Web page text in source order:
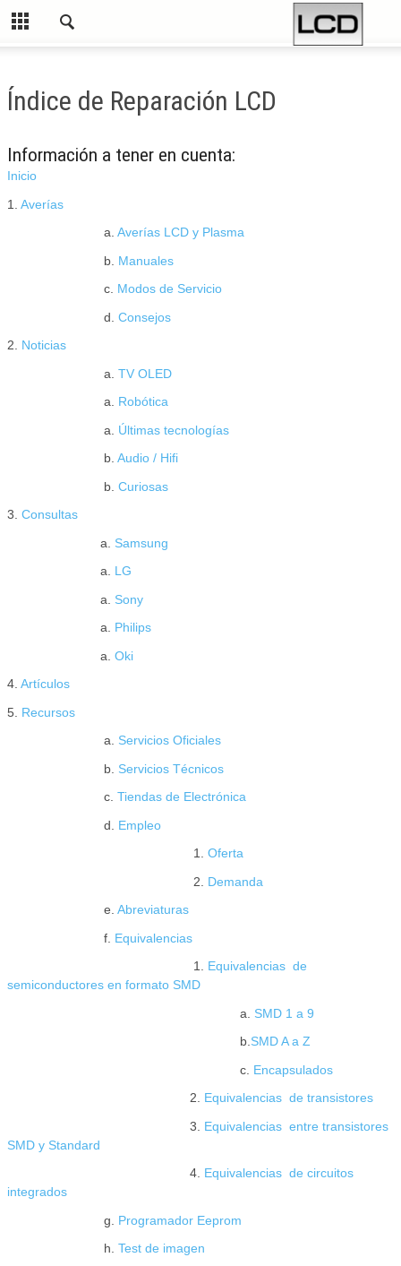
Índice de Reparación LCD
Información a tener en cuenta:
Inicio
1. Averías
a. Averías LCD y Plasma
b. Manuales
c. Modos de Servicio
d. Consejos
2. Noticias
a. TV OLED
a. Robótica
a. Últimas tecnologías
b. Audio / Hifi
b. Curiosas
3. Consultas
a. Samsung
a. LG
a. Sony
a. Philips
a. Oki
4. Artículos
5. Recursos
a. Servicios Oficiales
b. Servicios Técnicos
c. Tiendas de Electrónica
d. Empleo
1. Oferta
2. Demanda
e. Abreviaturas
f. Equivalencias
1. Equivalencias de
semiconductores en formato SMD
a. SMD 1 a 9
b. SMD A a Z
c. Encapsulados
2. Equivalencias de transistores
3. Equivalencias entre transistores
SMD y Standard
4. Equivalencias de circuitos
integrados
g. Programador Eeprom
h. Test de imagen